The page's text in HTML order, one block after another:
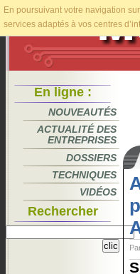
En poursuivant votre navigation
services adaptés à vos centres
En ligne :
NOUVEAUTÉS
ACTUALITÉ DES
ENTREPRISES
DOSSIERS
TECHNIQUES
VIDÉOS
Rechercher